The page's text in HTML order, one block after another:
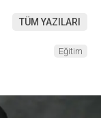
TÜM YAZILARI
Eğitim